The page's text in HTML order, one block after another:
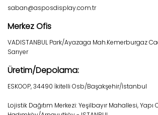
saban@asposdisplay.com.tr
Merkez Ofis
VADISTANBUL Park/Ayazaga Mah.Kemerburgaz
Sarıyer
Üretim/Depolama:
ESKOOP, 34490 İkitelli Osb/Başakşehir/İstanbul
Lojistik Dağıtım Merkezi: Yeşilbayır Mahallesi,